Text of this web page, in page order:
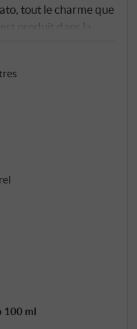
tout le charme que
produit dans la
où le climat chaud
rose saumoné
Le bouquet est vif et
mûre,
un soupçon de
juteux, légèrement
délicates. La fine
reste rond et
100 ml